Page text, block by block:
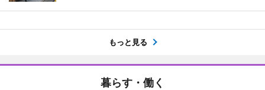
もっと見る
暮らす・働く